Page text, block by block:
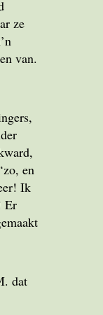
ze
van.
en
Ik
Er
dat